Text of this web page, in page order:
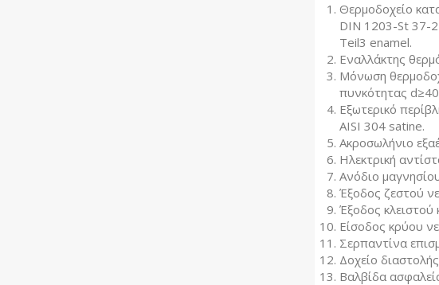
Θερμοδοχείο
DIN 1203-St 37-
Teil3 enamel.
Εναλλάκτης
Μόνωση
πυνκότητας
Εξωτερικό
AISI 304 satine.
Aκροσωλήνιο
Ηλεκτρική
Ανόδιο
Έξοδος ζεστού
Έξοδος κλειστού
Είσοδος κρύου
Σερπαντίνα
Δοχείο
Βαλβίδα